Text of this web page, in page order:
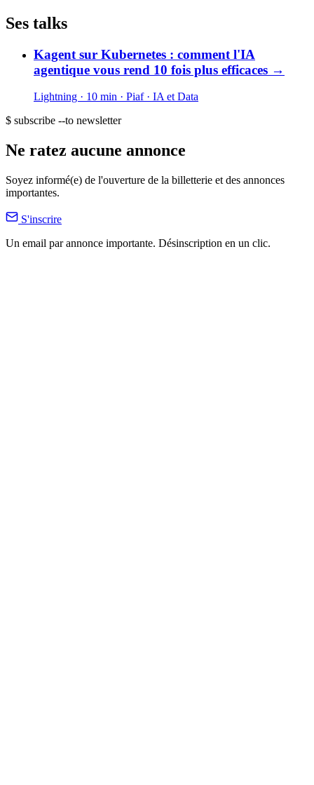
Ses talks
Kagent sur Kubernetes : comment l'IA
agentique vous rend 10 fois plus efficaces →
Lightning · 10 min · Piaf · IA et Data
$ subscribe --to newsletter
Ne ratez aucune annonce
Soyez informé(e) de l'ouverture de la billetterie et des annonces
importantes.
S'inscrire
Un email par annonce importante. Désinscription en un clic.